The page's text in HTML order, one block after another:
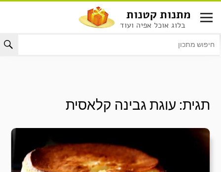
לתוכן
מתנות קטנות
בלוג אוכל אפיה ועוד
תגית: עוגת גבינה קלאסית